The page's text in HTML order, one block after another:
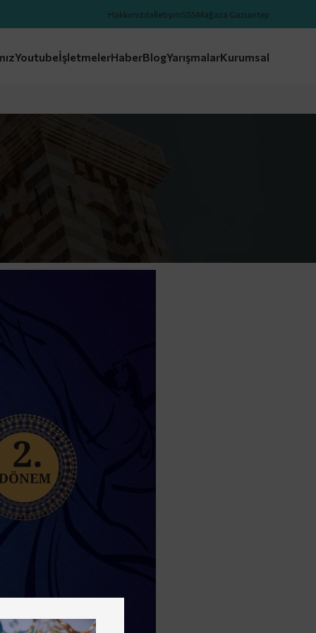
HakkımızdaİletişimSSSMağaza Gaziantep
YoutubeİşletmelerHaberBlogYarışmalarKurumsal